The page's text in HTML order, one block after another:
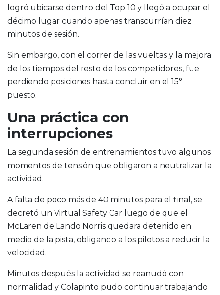
logró ubicarse dentro del Top 10 y llegó a ocupar el
décimo lugar cuando apenas transcurrían diez
minutos de sesión.
Sin embargo, con el correr de las vueltas y la mejora
de los tiempos del resto de los competidores, fue
perdiendo posiciones hasta concluir en el 15°
puesto.
Una práctica con
interrupciones
La segunda sesión de entrenamientos tuvo algunos
momentos de tensión que obligaron a neutralizar la
actividad.
A falta de poco más de 40 minutos para el final, se
decretó un Virtual Safety Car luego de que el
McLaren de Lando Norris quedara detenido en
medio de la pista, obligando a los pilotos a reducir la
velocidad.
Minutos después la actividad se reanudó con
normalidad y Colapinto pudo continuar trabajando